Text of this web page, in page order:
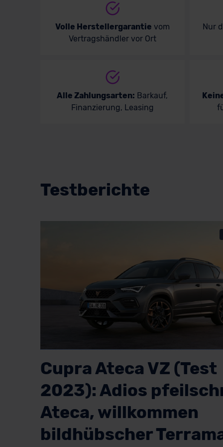
Volle Herstellergarantie vom
Vertragshändler vor Ort
Nur
Alle Zahlungsarten: Barkauf,
Finanzierung, Leasing
Testberichte
Cupra Ateca VZ (Test
2023): Adios
Ateca, willkommen
bildhübscher